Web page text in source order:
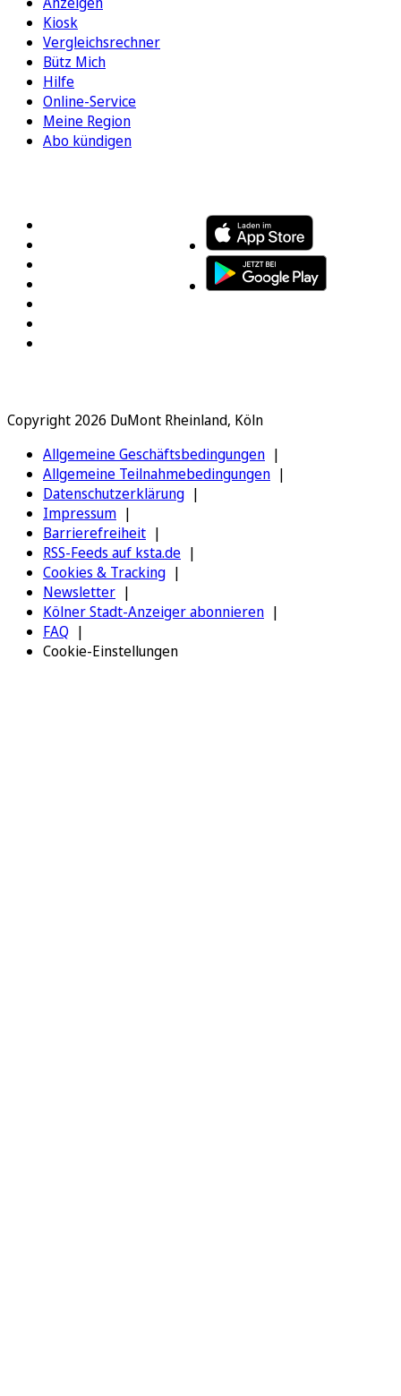
Kiosk
Vergleichsrechner
Bütz Mich
Hilfe
Online-Service
Meine Region
Abo kündigen
Copyright 2026 DuMont Rheinland, Köln
Allgemeine Geschäftsbedingungen
Allgemeine Teilnahmebedingungen
Datenschutzerklärung
Impressum
Barrierefreiheit
RSS-Feeds auf ksta.de
Cookies & Tracking
Newsletter
Kölner Stadt-Anzeiger abonnieren
FAQ
Cookie-Einstellungen